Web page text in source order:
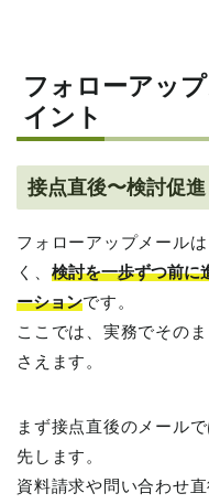
フォローアッ
イント
接点直後〜検討促
フォローアップメール
く、 検討を一歩ずつ前に
ーションです。
ここでは、実務でその
さえます。
まず接点直後のメール
先します。
資料請求や問い合わせ